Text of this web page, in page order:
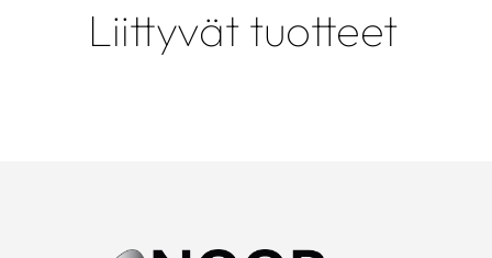
Liittyvät tuotteet